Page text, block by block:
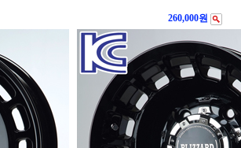
260,000원